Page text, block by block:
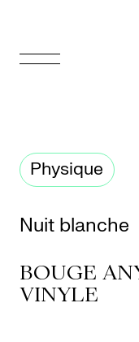
Appuyez-
Billetterie
Physique
Nuit blanche
BOUGE
VINYLE